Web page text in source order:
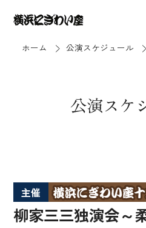
ホーム
公演スケジュール
公演スケ
主催
柳家三三独演会～